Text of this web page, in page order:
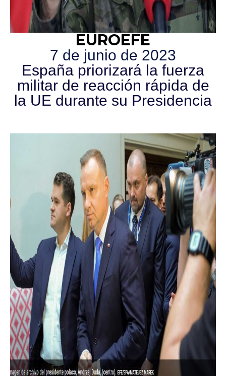
EUROEFE
7 de junio de 2023
España priorizará la fuerza
militar de reacción rápida de
la UE durante su Presidencia